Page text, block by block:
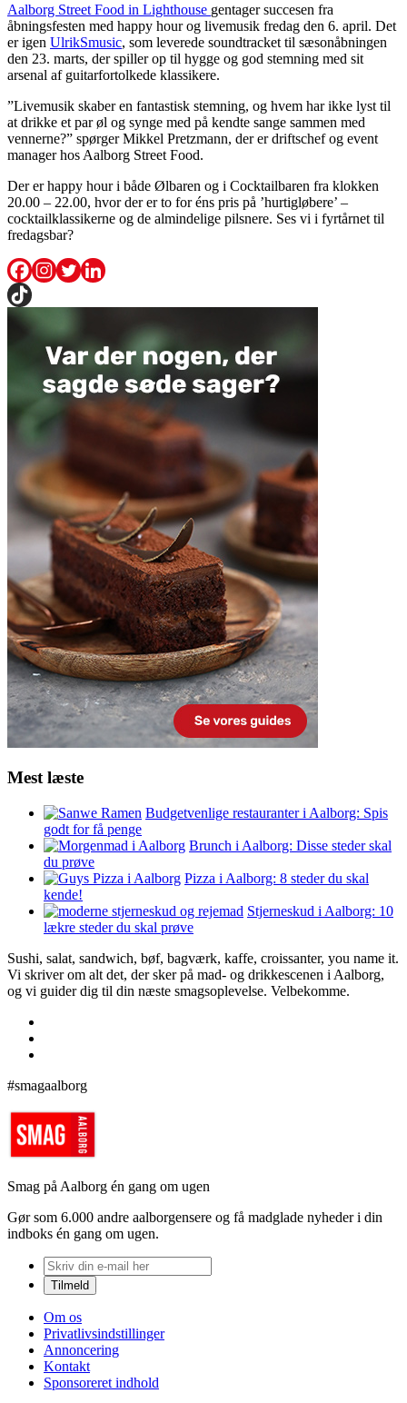
Aalborg Street Food in Lighthouse gentager succesen fra
åbningsfesten med happy hour og livemusik fredag den 6. april. Det
er igen UlrikSmusic, som leverede soundtracket til sæsonåbningen
den 23. marts, der spiller op til hygge og god stemning med sit
arsenal af guitarfortolkede klassikere.
”Livemusik skaber en fantastisk stemning, og hvem har ikke lyst til
at drikke et par øl og synge med på kendte sange sammen med
vennerne?” spørger Mikkel Pretzmann, der er driftschef og event
manager hos Aalborg Street Food.
Der er happy hour i både Ølbaren og i Cocktailbaren fra klokken
20.00 – 22.00, hvor der er to for éns pris på ’hurtigløbere’ –
cocktailklassikerne og de almindelige pilsnere. Ses vi i fyrtårnet til
fredagsbar?
Mest læste
Budgetvenlige restauranter i Aalborg: Spis
godt for få penge
Brunch i Aalborg: Disse steder skal
du prøve
Pizza i Aalborg: 8 steder du skal
kende!
Stjerneskud i Aalborg: 10
lækre steder du skal prøve
Sushi, salat, sandwich, bøf, bagværk, kaffe, croissanter, you name it.
Vi skriver om alt det, der sker på mad- og drikkescenen i Aalborg,
og vi guider dig til din næste smagsoplevelse. Velbekomme.
#smagaalborg
Smag på Aalborg én gang om ugen
Gør som 6.000 andre aalborgensere og få madglade nyheder i din
indboks én gang om ugen.
Om os
Privatlivsindstillinger
Annoncering
Kontakt
Sponsoreret indhold